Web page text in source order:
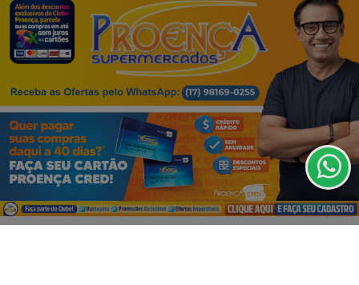
04 DE AGO
EMPRESARIAL
Confira o Cardápio do dia do
Restaurante Bahamas.
Termos de Uso e Privacidade
Esse site utiliza cookies para melhorar sua
experiência de navegação. Ao continuar o acesso,
entendemos que você concorda com nossos Termos
de Uso e Privacidade.
PARA MAIS INFORMAÇÕES,ACESSE NOSSOS TERMOS
CLICANDO AQUI
PROSSEGUIR